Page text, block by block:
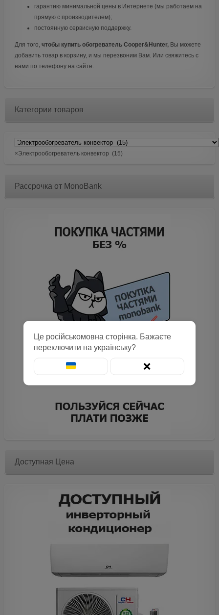
гарантию минимальной цены в Интернете (мы работаем на
прямую с производителем);
постоянную сервисную поддержку.
Для того, чтобы купить обогреватель Cooper&Hunter, Вы можете
добавить товар в корзину, и мы перезвоним Вам. Или свяжитесь с
нами по телефону на сайте.
Категории товаров
×Электрообогреватель конвектор (15)
Рассрочка от MonoBank
Доступная Цена
Це російськомовна сторінка. Бажаєте
переключити на українську?
❌